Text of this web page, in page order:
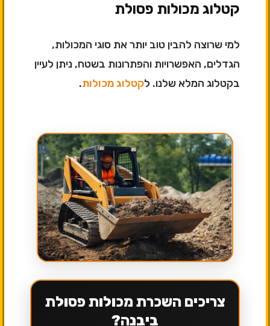
קטלוג מכולות פסולת
למי שרוצה להבין טוב יותר את סוגי המכולות,
הגדלים, האפשרויות והפתרונות בשטח, ניתן לעיין
בקטלוג המלא שלנו. לקטלוג מכולות.
צריכים השכרת מכולות פסולת
ביבנה?